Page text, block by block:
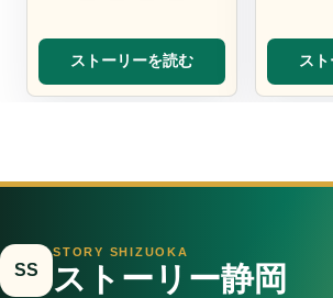
ストーリーを読む ス
SS
STORY SHIZUOKA
ストーリー静岡